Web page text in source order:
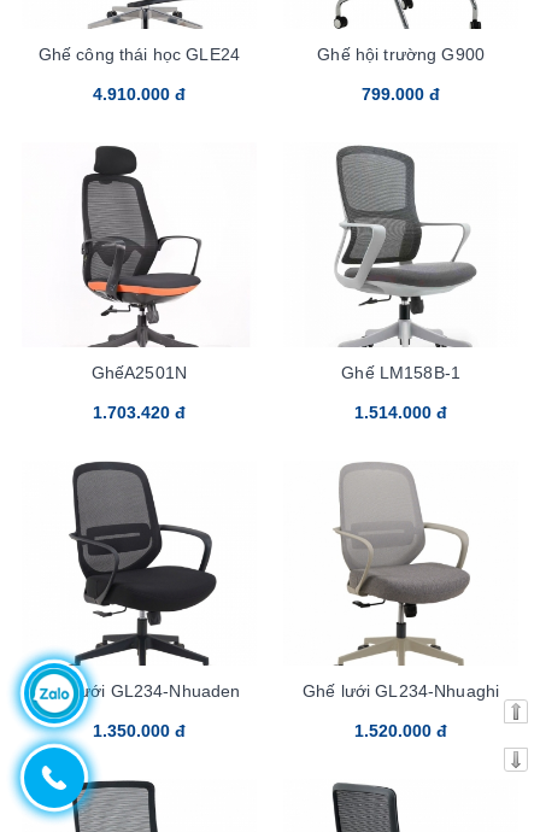
Ghế công thái học GLE24
4.910.000 đ
Ghế hội trường G900
799.000 đ
GhếA2501N
1.703.420 đ
Ghế LM158B-1
1.514.000 đ
Ghế lưới GL234-Nhuaden
1.350.000 đ
Ghế lưới GL234-Nhuaghi
1.520.000 đ